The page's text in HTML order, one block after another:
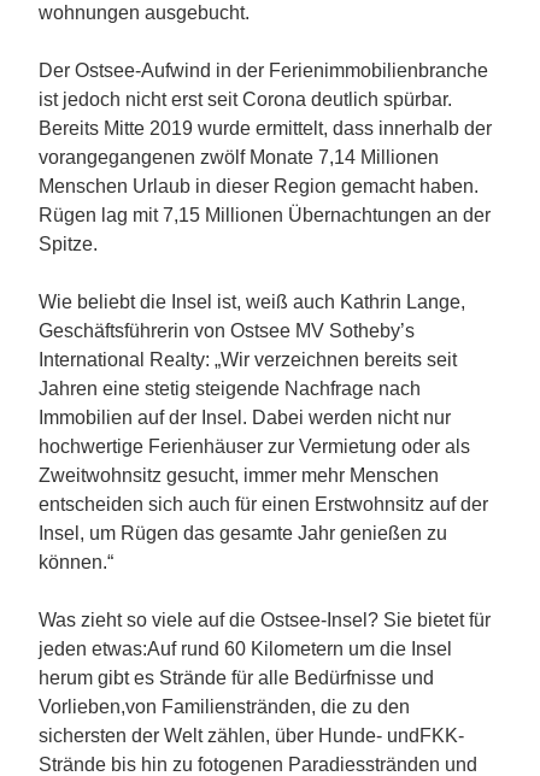
wohnungen ausgebucht.
Der Ostsee-Aufwind in der Ferienimmobilienbranche
ist jedoch nicht erst seit Corona deutlich spürbar.
Bereits Mitte 2019 wurde ermittelt, dass innerhalb der
vorangegangenen zwölf Monate 7,14 Millionen
Menschen Urlaub in dieser Region gemacht haben.
Rügen lag mit 7,15 Millionen Übernachtungen an der
Spitze.
Wie beliebt die Insel ist, weiß auch Kathrin Lange,
Geschäftsführerin von Ostsee MV Sotheby’s
International Realty: „Wir verzeichnen bereits seit
Jahren eine stetig steigende Nachfrage nach
Immobilien auf der Insel. Dabei werden nicht nur
hochwertige Ferienhäuser zur Vermietung oder als
Zweitwohnsitz gesucht, immer mehr Menschen
entscheiden sich auch für einen Erstwohnsitz auf der
Insel, um Rügen das gesamte Jahr genießen zu
können.“
Was zieht so viele auf die Ostsee-Insel? Sie bietet für
jeden etwas:Auf rund 60 Kilometern um die Insel
herum gibt es Strände für alle Bedürfnisse und
Vorlieben,von Familienstränden, die zu den
sichersten der Welt zählen, über Hunde- undFKK-
Strände bis hin zu fotogenen Paradiesstränden und